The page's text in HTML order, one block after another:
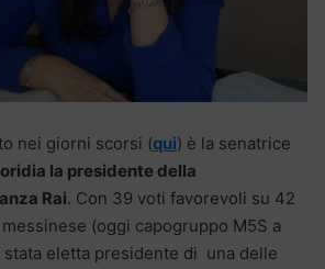
nei giorni scorsi (qui) è la senatrice
la presidente della
Rai. Con 39 voti favorevoli su 42
(oggi capogruppo M5S a
stata eletta presidente di una delle